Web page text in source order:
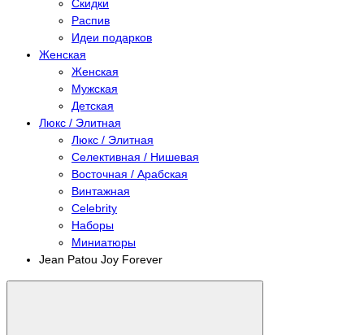
Скидки
Распив
Идеи подарков
Женская
Женская
Мужская
Детская
Люкс / Элитная
Люкс / Элитная
Селективная / Нишевая
Восточная / Арабская
Винтажная
Celebrity
Наборы
Миниатюры
Jean Patou Joy Forever